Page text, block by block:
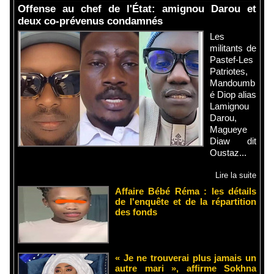
Offense au chef de l'État: amignou Darou et
deux co-prévenus condamnés
Les
militants de
Pastef-Les
Patriotes,
Mandoumb
é Diop alias
Lamignou
Darou,
Magueye
Diaw dit
Oustaz...
Lire la suite
Affaire Bébé Réma : les détails
de l'enquête et de la répartition
des fonds
« Je ne trouverai plus jamais un
autre mari », affirme Sokhna